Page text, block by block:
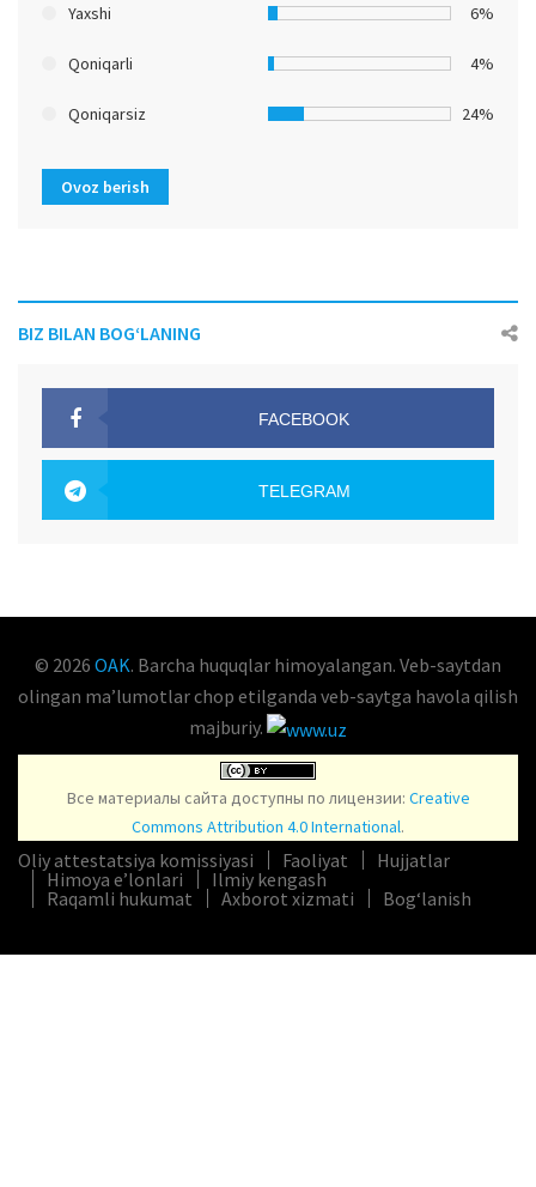
Yaxshi 6%
Qoniqarli 4%
Qoniqarsiz 24%
Ovoz berish
BIZ BILAN BOG‘LANING
FACEBOOK
TELEGRAM
© 2026 OAK. Barcha huquqlar himoyalangan. Veb-saytdan
olingan maʼlumotlar chop etilganda veb-saytga havola qilish
majburiy.
Все материалы сайта доступны по лицензии: Creative
Commons Attribution 4.0 International.
Oliy attestatsiya komissiyasi Faoliyat
Hujjatlar
Himoya e’lonlari
Ilmiy kengash
Raqamli hukumat
Axborot xizmati Bog‘lanish